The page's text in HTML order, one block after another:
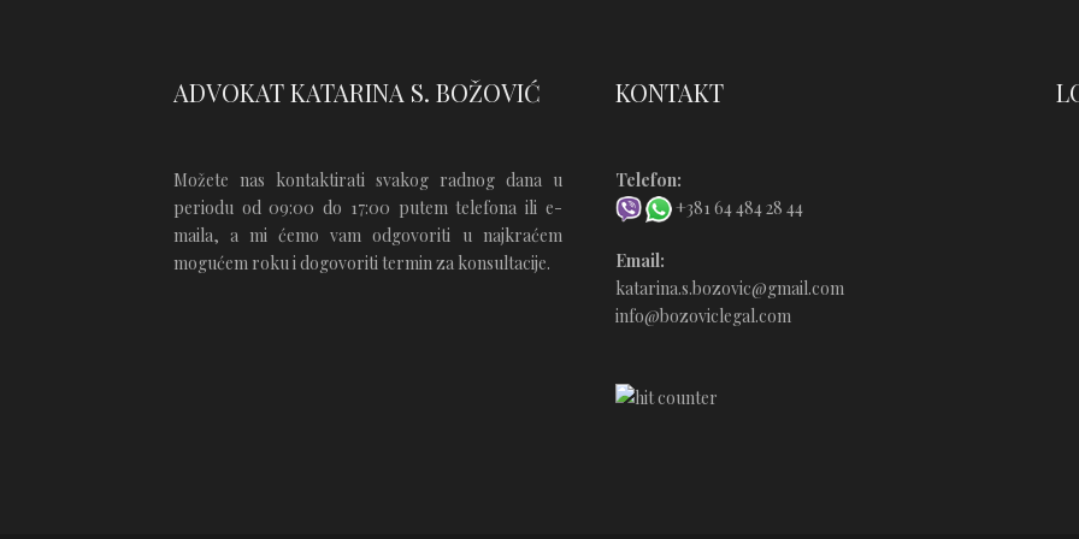
ADVOKAT KATARINA S. BOŽOVIĆ
Možete nas kontaktirati svakog radnog dana u
periodu od 09:00 do 17:00 putem telefona ili e-
maila, a mi ćemo vam odgovoriti u najkraćem
mogućem roku i dogovoriti termin za konsultacije.
KONTAKT
Telefon:
+381 64 484 28 44
Email:
katarina.s.bozovic@gmail.com
info@bozoviclegal.com